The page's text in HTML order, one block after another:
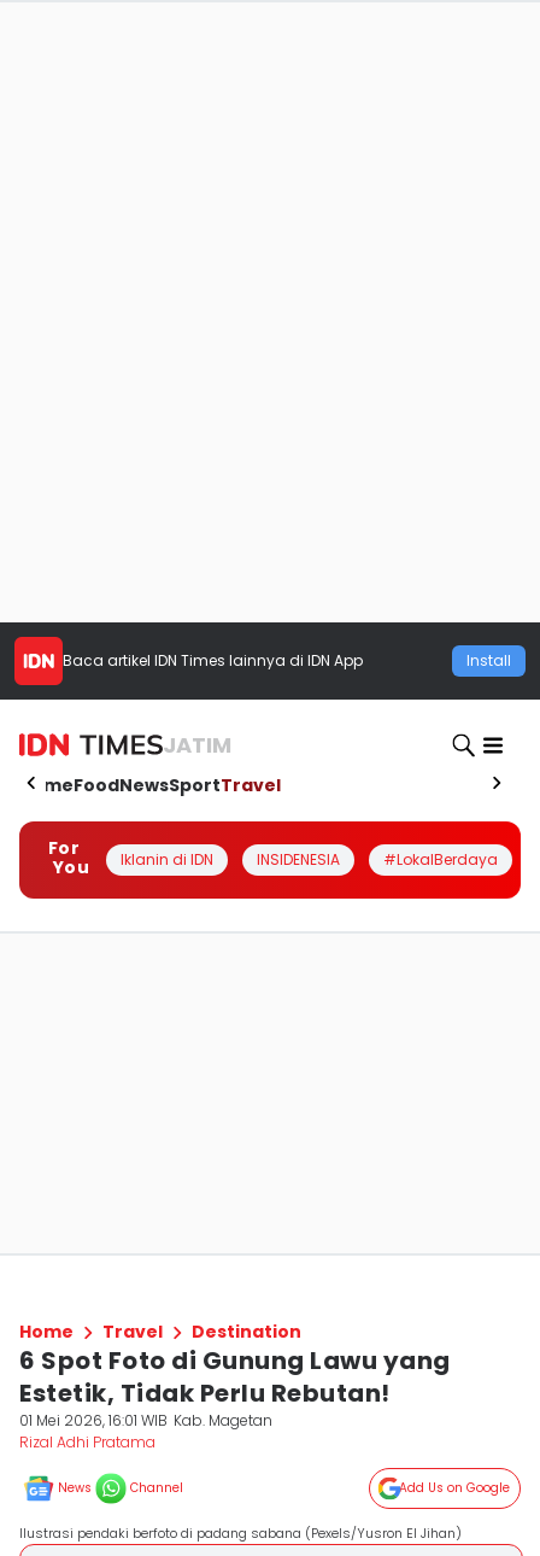
Baca artikel IDN Times lainnya di IDN App Install
JATIM
HomeFoodNewsSportTravel
For
You
Iklanin di IDN INSIDENESIA #LokalBerdaya
Home Travel Destination
6 Spot Foto di Gunung Lawu yang
Estetik, Tidak Perlu Rebutan!
01 Mei 2026, 16:01 WIB Kab. Magetan
Rizal Adhi Pratama
News Channel Add Us on Google
Ilustrasi pendaki berfoto di padang sabana (Pexels/Yusron El Jihan)